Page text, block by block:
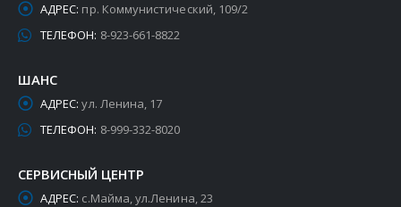
АДРЕС: пр. Коммунистический, 109/2
ТЕЛЕФОН: 8-923-661-8822
ШАНС
АДРЕС: ул. Ленина, 17
ТЕЛЕФОН: 8-999-332-8020
СЕРВИСНЫЙ ЦЕНТР
АДРЕС: с.Майма, ул.Ленина, 23